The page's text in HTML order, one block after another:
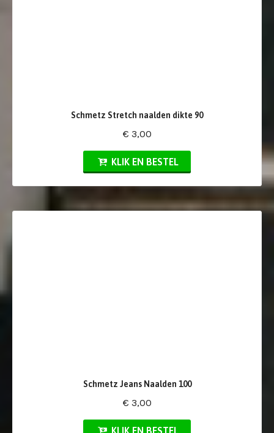
Schmetz Stretch naalden dikte 90
€ 3,00
KLIK EN BESTEL
Schmetz Jeans Naalden 100
€ 3,00
KLIK EN BESTEL